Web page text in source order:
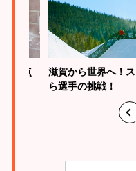
清水さ
勝負はたった2秒